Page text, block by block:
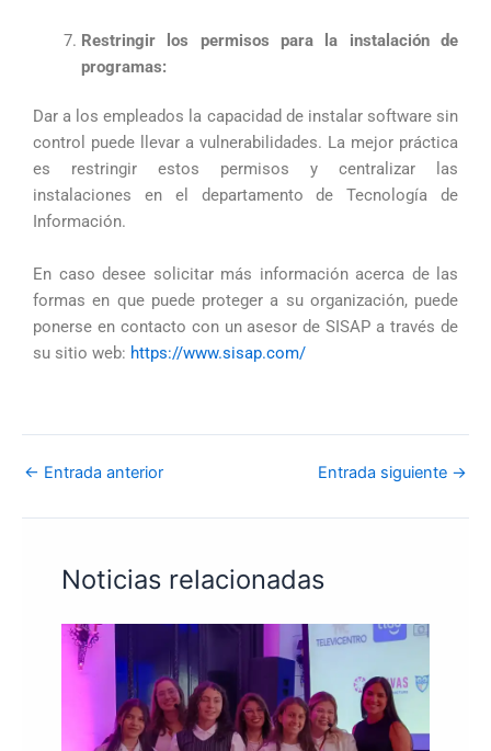
Restringir los permisos para la instalación de
programas:
Dar a los empleados la capacidad de instalar software sin
control puede llevar a vulnerabilidades. La mejor práctica
es restringir estos permisos y centralizar las
instalaciones en el departamento de Tecnología de
Información.
En caso desee solicitar más información acerca de las
formas en que puede proteger a su organización, puede
ponerse en contacto con un asesor de SISAP a través de
su sitio web: https://www.sisap.com/
← Entrada anterior Entrada siguiente →
Noticias relacionadas